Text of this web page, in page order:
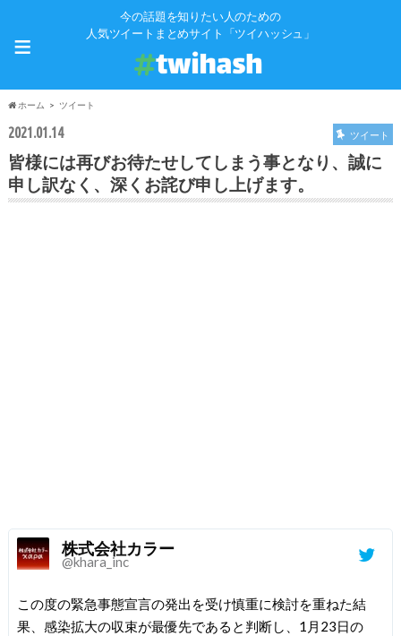
今の話題を知りたい人のための
人気ツイートまとめサイト「ツイハッシュ」
≡
ホーム ツイート
2021.01.14 ツイート
皆様には再びお待たせしてしまう事となり、誠に
申し訳なく、深くお詫び申し上げます。
株式会社カラー
@khara_inc
この度の緊急事態宣言の発出を受け慎重に検討を重ねた結
果、感染拡大の収束が最優先であると判断し、1月23日の